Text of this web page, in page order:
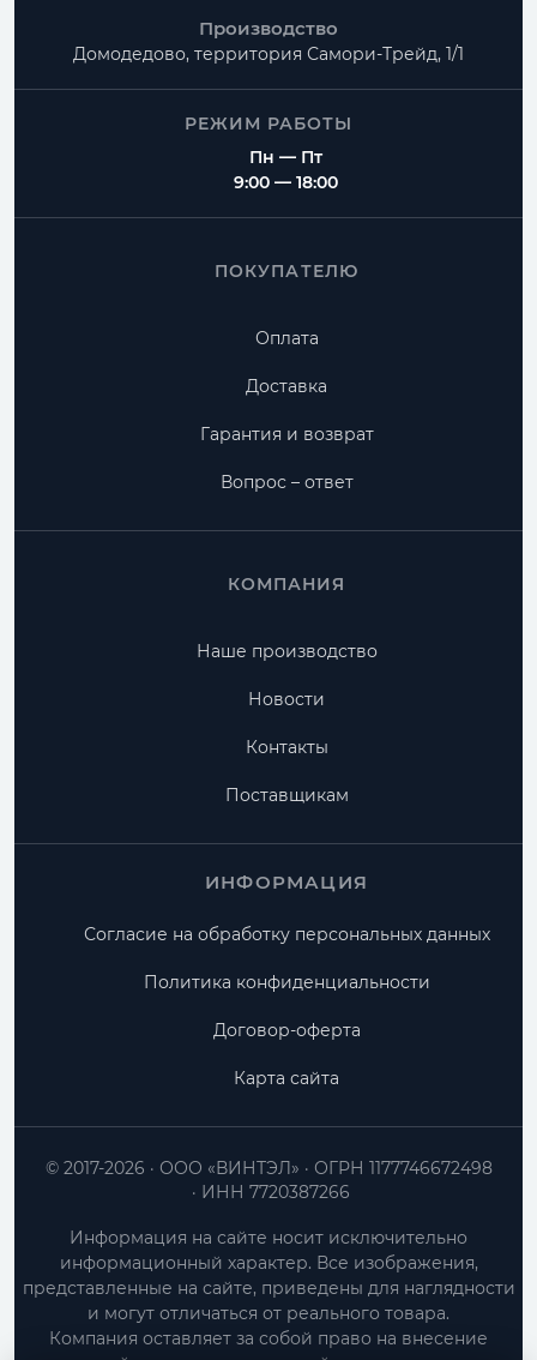
Производство
Домодедово, территория Самори-Трейд, 1/1
РЕЖИМ РАБОТЫ
Пн — Пт
9:00 — 18:00
ПОКУПАТЕЛЮ
Оплата
Доставка
Гарантия и возврат
Вопрос – ответ
КОМПАНИЯ
Наше производство
Новости
Контакты
Поставщикам
ИНФОРМАЦИЯ
Согласие на обработку персональных данных
Политика конфиденциальности
Договор-оферта
Карта сайта
ООО «ВИНТЭЛ»
ОГРН 1177746672498
ИНН 7720387266
© 2017-2026
Информация на сайте носит исключительно
информационный характер. Все изображения,
представленные на сайте, приведены для наглядности
и могут отличаться от реального товара.
Компания оставляет за собой право на внесение